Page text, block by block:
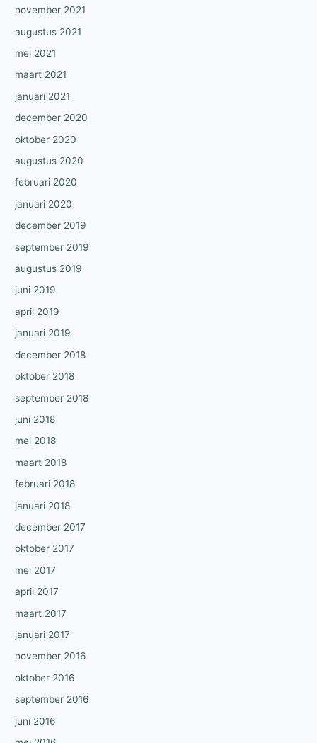
november 2021
augustus 2021
mei 2021
maart 2021
januari 2021
december 2020
oktober 2020
augustus 2020
februari 2020
januari 2020
december 2019
september 2019
augustus 2019
juni 2019
april 2019
januari 2019
december 2018
oktober 2018
september 2018
juni 2018
mei 2018
maart 2018
februari 2018
januari 2018
december 2017
oktober 2017
mei 2017
april 2017
maart 2017
januari 2017
november 2016
oktober 2016
september 2016
juni 2016